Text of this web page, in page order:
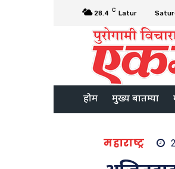
28.4 C Latur
होम मुख्य बातम्या
महाराष्ट्र 2